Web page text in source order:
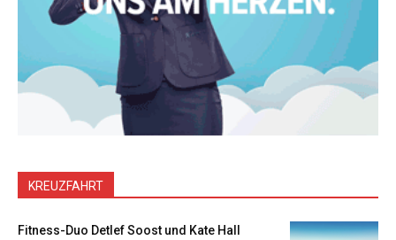
KREUZFAHRT
Fitness-Duo Detlef Soost und Kate Hall